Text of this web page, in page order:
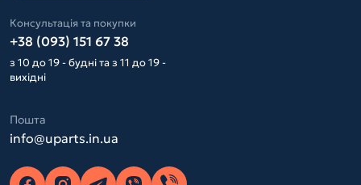
Консультація та покупки
+38 (093) 151 67 38
з 10 до 19 - будні та з 11 до 19 -
вихідні
Пошта
info@uparts.in.ua